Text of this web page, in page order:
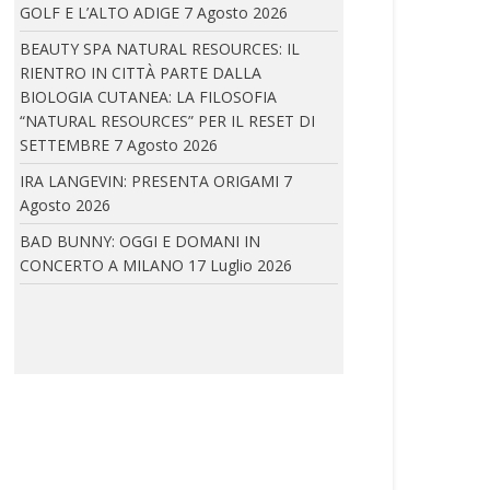
ELEVENTY: PRESENTA IL NUOVO CONCEPT DELLA
BOUTIQUE PARIGINA ALL’HOTEL DU LOUVRE
Eleventy inaugura il nuovo concept della
boutique parigina...
IRA LANGEVIN A CANNES: IRA LANGEVIN E COCO
ROCHA
GOLF E L’ALTO ADIGE 7 Agosto 2026
BEAUTY SPA NATURAL RESOURCES: IL
RIENTRO IN CITTÀ PARTE DALLA
BIOLOGIA CUTANEA: LA FILOSOFIA
“NATURAL RESOURCES” PER IL RESET DI
SETTEMBRE 7 Agosto 2026
IRA LANGEVIN: PRESENTA ORIGAMI 7
Agosto 2026
BAD BUNNY: OGGI E DOMANI IN
CONCERTO A MILANO 17 Luglio 2026